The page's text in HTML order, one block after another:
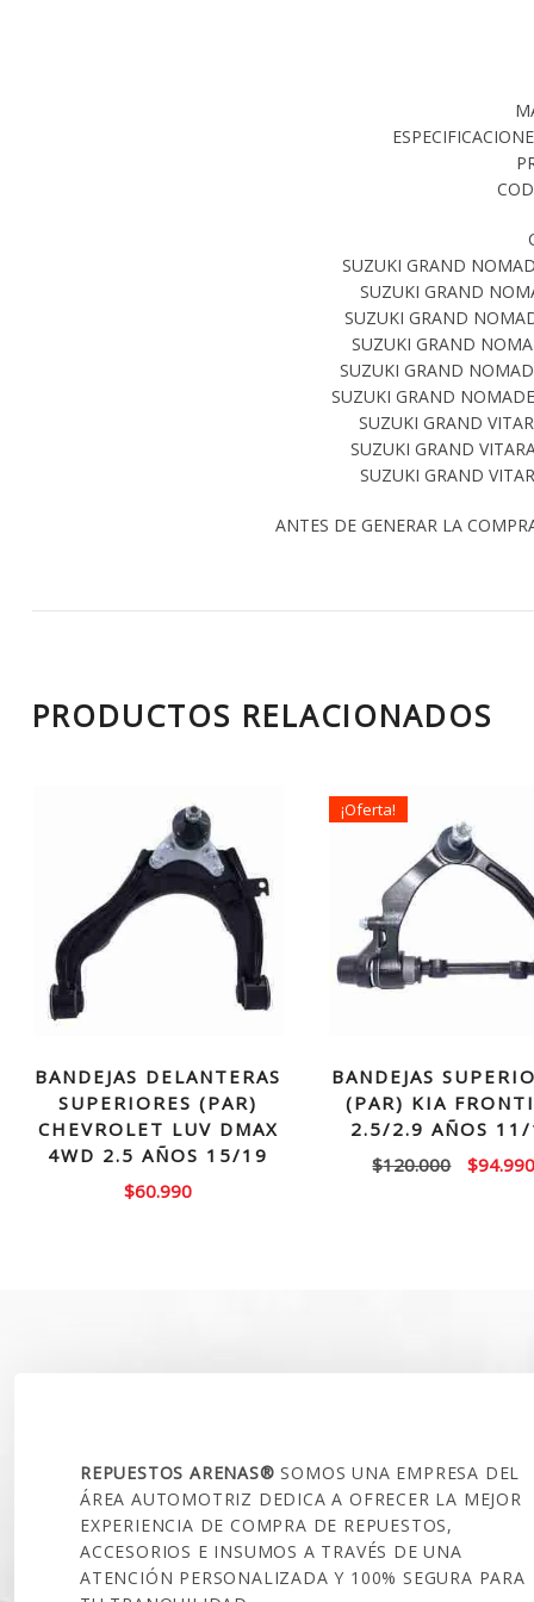
SUZUKI GRAND
SUZUKI GRAND
SUZUKI GRAND
SUZUKI GRAND
SUZUKI GRAND
SUZUKI GRAND
SUZUKI GRAND
SUZUKI GRAND
SUZUKI GRAND
ANTES DE GENERAR LA
PRODUCTOS RELACIONADOS
BANDEJAS DELANTERAS
SUPERIORES (PAR)
CHEVROLET LUV DMAX
4WD 2.5 AÑOS 15/19
$60.990
¡Oferta!
BANDEJAS
(PAR) KIA
2.5/2.9 AÑOS
$120.000
El
$
REPUESTOS ARENAS®SOMOS UNA EMPRESA DEL
ÁREA AUTOMOTRIZ DEDICA A OFRECER LA MEJOR
EXPERIENCIA DE COMPRA DE REPUESTOS,
ACCESORIOS E INSUMOS A TRAVÉS DE UNA
ATENCIÓN PERSONALIZADA Y 100% SEGURA PARA